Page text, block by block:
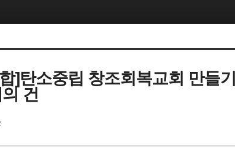
]탄소중립 창조회복교회 만들
건